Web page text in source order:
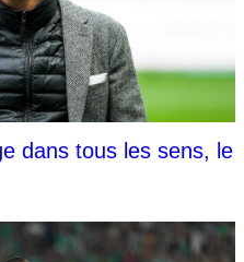
dans tous les sens, le